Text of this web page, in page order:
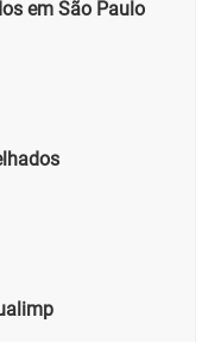
em São Paulo